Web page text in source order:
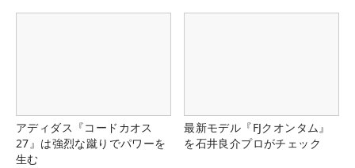
アディダス『コードカオス
27』は強烈な蹴りでパワーを
生む
最新モデル『FJクオンタム』
を石井良介プロがチェック